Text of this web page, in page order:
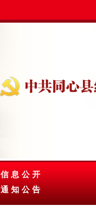
信息公开
通知公告